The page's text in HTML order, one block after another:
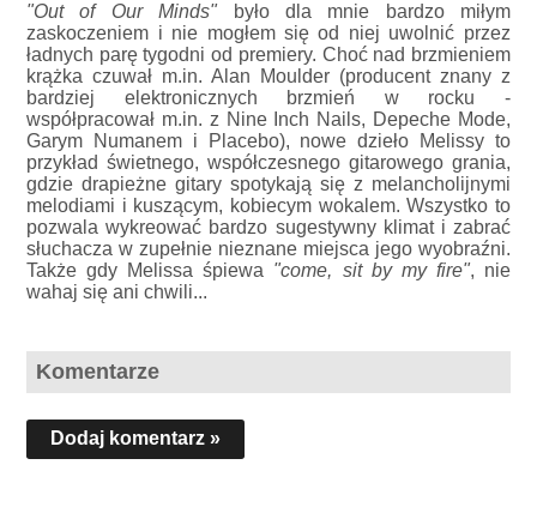
"Out of Our Minds"było dla mnie bardzo miłym
zaskoczeniem i nie mogłem się od niej uwolnić przez
ładnych parę tygodni od premiery. Choć nad brzmieniem
krążka czuwał m.in. Alan Moulder (producent znany z
bardziej elektronicznych brzmień w rocku -
współpracował m.in. z Nine Inch Nails, Depeche Mode,
Garym Numanem i Placebo), nowe dzieło Melissy to
przykład świetnego, współczesnego gitarowego grania,
gdzie drapieżne gitary spotykają się z melancholijnymi
melodiami i kuszącym, kobiecym wokalem. Wszystko to
pozwala wykreować bardzo sugestywny klimat i zabrać
słuchacza w zupełnie nieznane miejsca jego wyobraźni.
Także gdy Melissa śpiewa "come, sit by my fire", nie
wahaj się ani chwili...
Komentarze
Dodaj komentarz »